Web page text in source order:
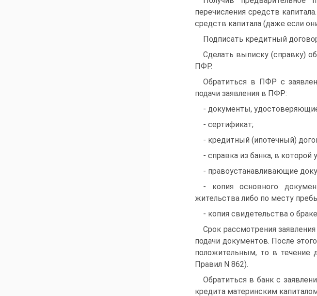
перечисления средств
средств капитала (даже если
Подписать кредитный
Сделать выписку (справку)
ПФР.
Обратиться в ПФР с
подачи заявления в ПФР:
- документы,
- сертификат;
- кредитный (ипотечный)
- справка из банка, в которой
- правоустанавливающие
- копия основного
жительства либо по месту
- копия свидетельства о
Срок рассмотрения
подачи документов. После
положительным, то в течение
Правил N 862).
Обратиться в банк с
кредита материнским